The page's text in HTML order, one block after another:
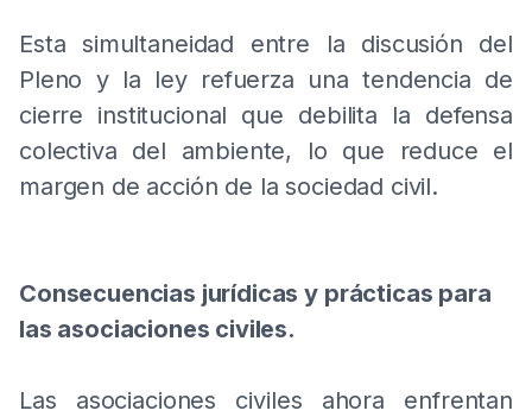
Esta simultaneidad entre la discusión del
Pleno y la ley refuerza una tendencia de
cierre institucional que debilita la defensa
colectiva del ambiente, lo que reduce el
margen de acción de la sociedad civil.
Consecuencias jurídicas y prácticas para
las asociaciones civiles.
Las asociaciones civiles ahora enfrentan